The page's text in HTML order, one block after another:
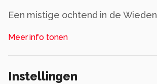
Een mistige ochtend in de Wieden
Alle rechten voorbehouden
Meer info tonen
Instellingen